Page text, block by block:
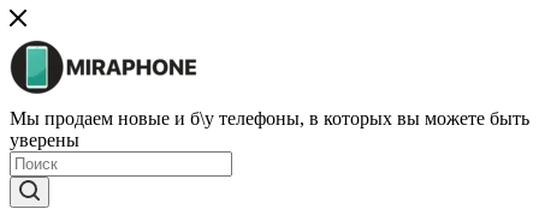
Мы продаем новые и б\у телефоны, в которых вы можете быть
уверены